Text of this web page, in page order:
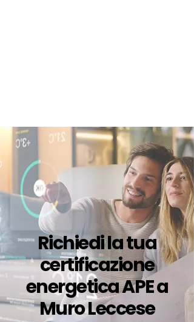
Richiedi la tua
certificazione
energetica APE a
Muro Leccese